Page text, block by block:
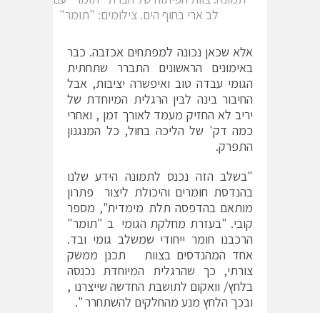
לב ארי בחוף הים. צילומים: "תומר"
אלא שכאן נכונה למפתחים אכזבה. כבר
באימונים הראשונים התברר שתחתית
הגומי עבדה טוב ואיפשרה יציבות, אבל
החיבור בינה לבין הרגלית המיוחדת של
יריב לא החזיק מעמד לאורך זמן , ואחרי
כמה דק' של הליכה בחול, כל המנגנון
התפרק.
"בשלב הזה נכנס לתמונה הידע שלנו
בהנדסת חומרים והיכולת ליצור פתרון
מותאם בהדפסה תלת מימדית", מספר
קובי. "בעזרת מחלקת הגומי ב "תומר"
הרכבנו חומר ייחודי שמשלב גומי ובד.
אחד המהנדסים בצוות תכנן ממשק
צורתי, כך שהרגלית המיוחדת נכנסה
בלחץ/ וואקום לתושבת החדשה שייצרנו ,
ובכך הלחץ מנע מהחלקים להשתחרר ".